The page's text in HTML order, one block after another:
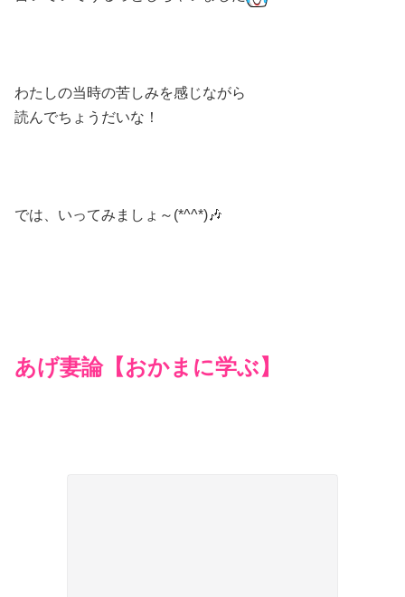
わたしの当時の苦しみを感じながら
読んでちょうだいな！
では、いってみましょ～(*^^*)🎶
あげ妻論【おかまに学ぶ】